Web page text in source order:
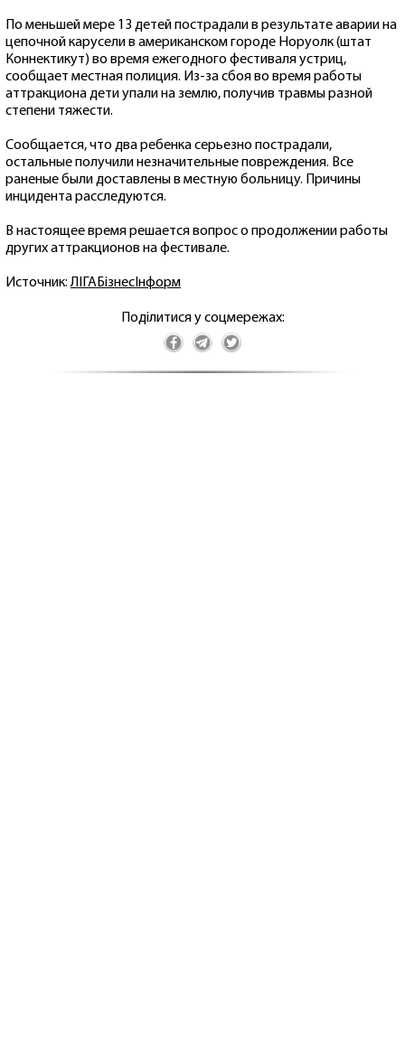
По меньшей мере 13 детей пострадали в результате аварии на
цепочной карусели в американском городе Норуолк (штат
Коннектикут) во время ежегодного фестиваля устриц,
сообщает местная полиция. Из-за сбоя во время работы
аттракциона дети упали на землю, получив травмы разной
степени тяжести.
Сообщается, что два ребенка серьезно пострадали,
остальные получили незначительные повреждения. Все
раненые были доставлены в местную больницу. Причины
инцидента расследуются.
В настоящее время решается вопрос о продолжении работы
других аттракционов на фестивале.
Источник:ЛIГАБiзнесIнформ
Поділитися у соцмережах: